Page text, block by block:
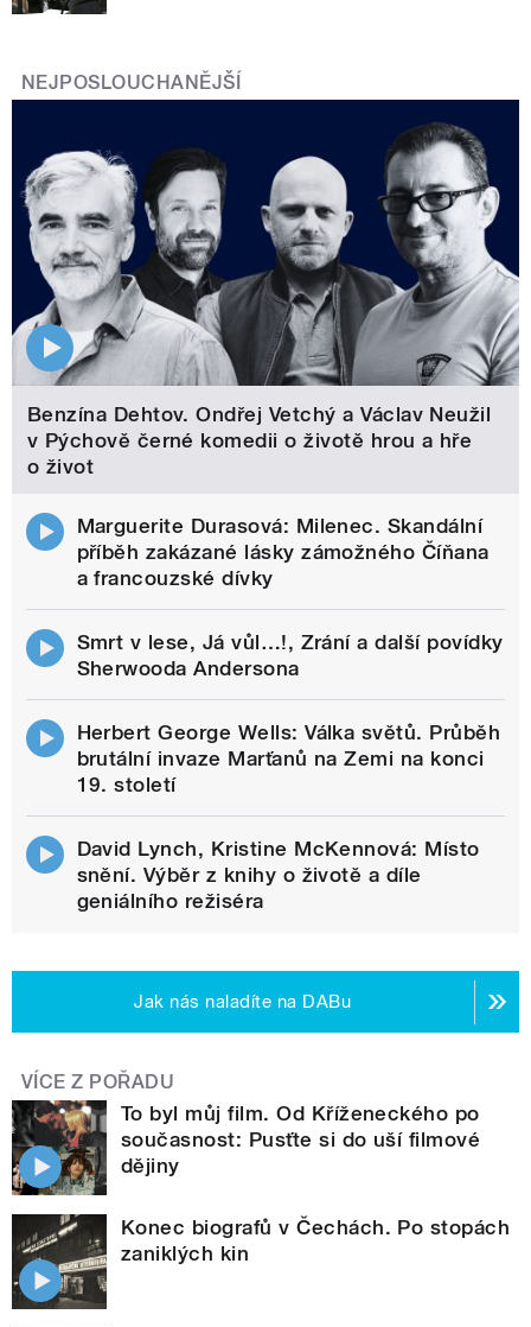
NEJPOSLOUCHANĚJŠÍ
Benzína Dehtov. Ondřej Vetchý a Václav Neužil
v Pýchově černé komedii o životě hrou a hře
o život
Marguerite Durasová: Milenec. Skandální
příběh zakázané lásky zámožného Číňana
a francouzské dívky
Smrt v lese, Já vůl…!, Zrání a další povídky
Sherwooda Andersona
Herbert George Wells: Válka světů. Průběh
brutální invaze Marťanů na Zemi na konci
19. století
David Lynch, Kristine McKennová: Místo
snění. Výběr z knihy o životě a díle
geniálního režiséra
Jak nás naladíte na DABu
VÍCE Z POŘADU
To byl můj film. Od Kříženeckého po
současnost: Pusťte si do uší filmové
dějiny
Konec biografů v Čechách. Po stopách
zaniklých kin